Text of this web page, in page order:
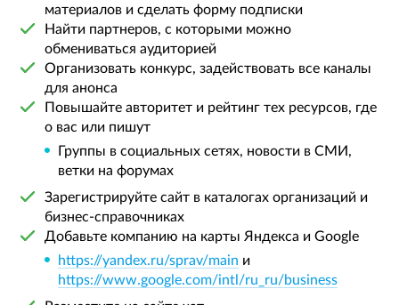
материалов и сделать форму подписки
Найти партнеров, с которыми можно
обмениваться аудиторией
Организовать конкурс, задействовать все каналы
для анонса
Повышайте авторитет и рейтинг тех ресурсов, где
о вас или пишут
Группы в социальных сетях, новости в СМИ,
ветки на форумах
Зарегистрируйте сайт в каталогах организаций и
бизнес-справочниках
Добавьте компанию на карты Яндекса и Google
https://yandex.ru/sprav/main и
https://www.google.com/intl/ru_ru/business